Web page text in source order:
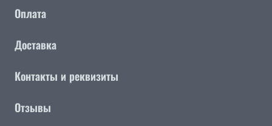
Оплата
Доставка
Контакты и реквизиты
Отзывы